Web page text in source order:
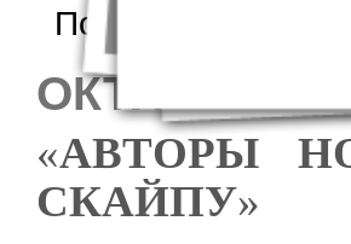
Подробнее
«АВТОРЫ
СКАЙПУ»